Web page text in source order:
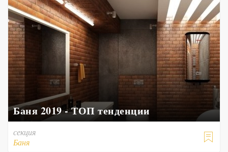
Баня 2019 - ТОП тенденции

секция
Баня